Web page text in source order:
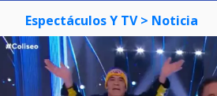
Espectáculos Y TV > Noticia